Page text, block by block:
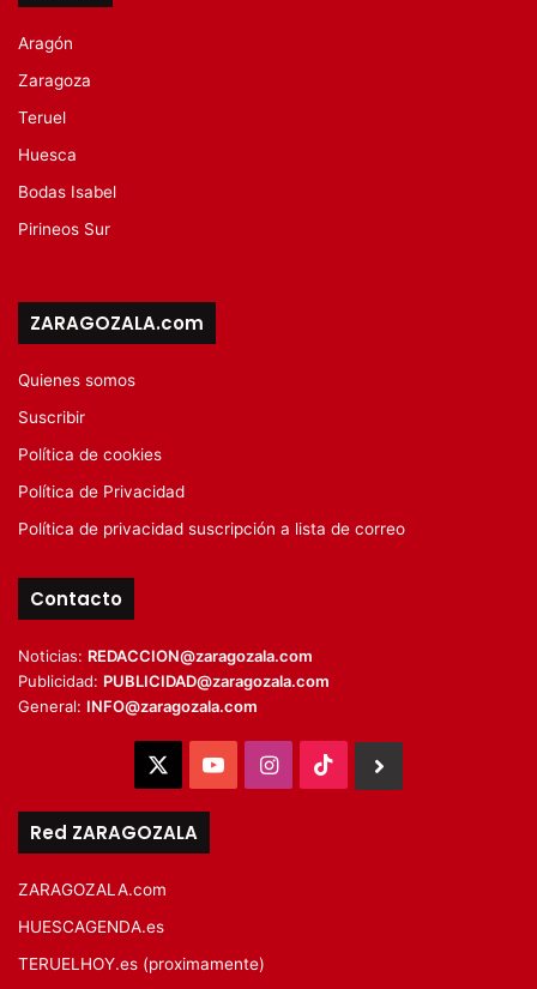
Aragón
Zaragoza
Teruel
Huesca
Bodas Isabel
Pirineos Sur
ZARAGOZALA.com
Quienes somos
Suscribir
Política de cookies
Política de Privacidad
Política de privacidad suscripción a lista de correo
Contacto
Noticias: REDACCION@zaragozala.com
Publicidad: PUBLICIDAD@zaragozala.com
General: INFO@zaragozala.com
YouTubeInstagram
TikTok
Red ZARAGOZALA
ZARAGOZALA.com
HUESCAGENDA.es
TERUELHOY.es (proximamente)